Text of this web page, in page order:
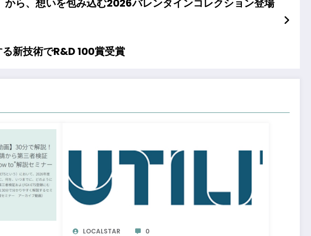
ら、想いを包み込む2026バレンタインコレクション登場
新技術でR&D 100賞受賞
LOCALSTAR 0